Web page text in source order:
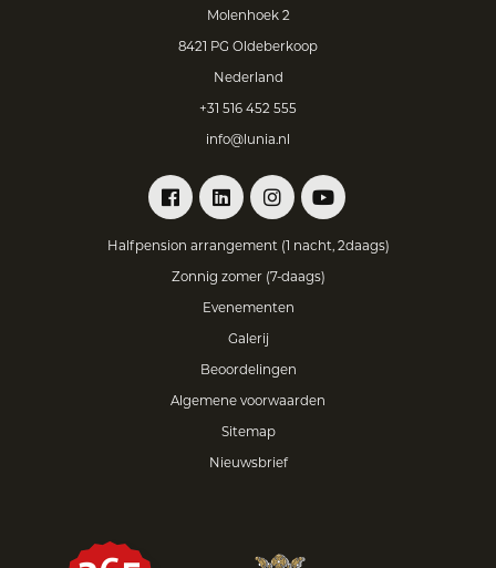
Molenhoek 2
8421 PG Oldeberkoop
Nederland
+31 516 452 555
info@lunia.nl
Halfpension arrangement (1 nacht, 2daags)
Zonnig zomer (7-daags)
Evenementen
Galerij
Beoordelingen
Algemene voorwaarden
Sitemap
Nieuwsbrief